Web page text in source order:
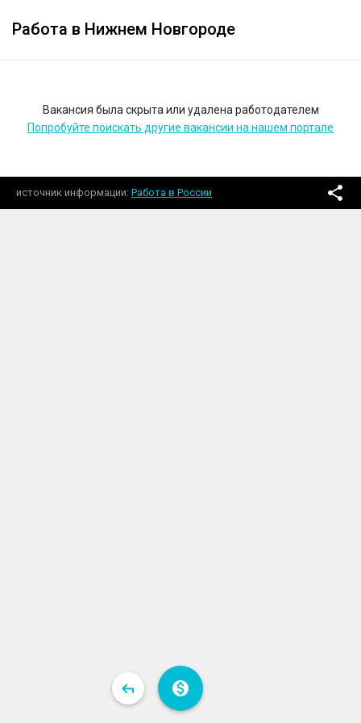
Работа в Нижнем Новгороде
Вакансия была скрыта или удалена работодателем
Попробуйте поискать другие вакансии на нашем портале
источник информации Работа в России